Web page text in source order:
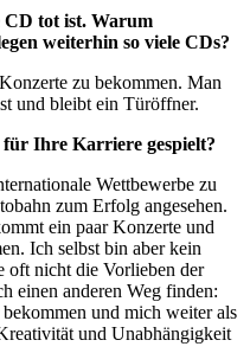
CD tot ist. Warum
weiterhin so viele CDs?
zu bekommen. Man
und bleibt ein Türöffner.
für Ihre Karriere gespielt?
Wettbewerbe zu
zum Erfolg angesehen.
ein paar Konzerte und
Ich selbst bin aber kein
oft nicht die Vorlieben der
einen anderen Weg finden:
und mich weiter als
und Unabhängigkeit